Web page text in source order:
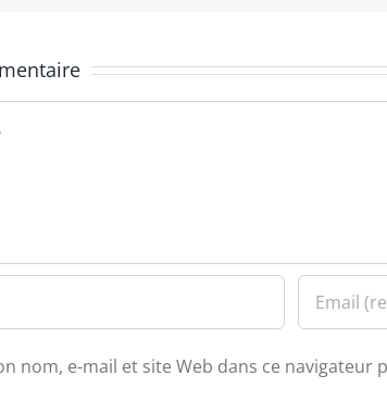
nom, e-mail et site Web dans ce